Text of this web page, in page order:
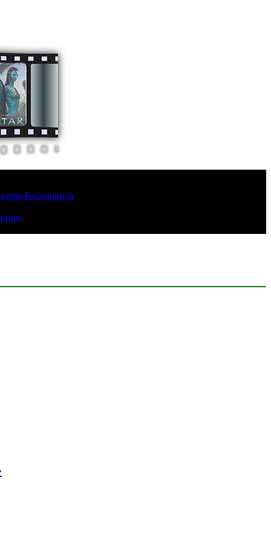
Кагановича